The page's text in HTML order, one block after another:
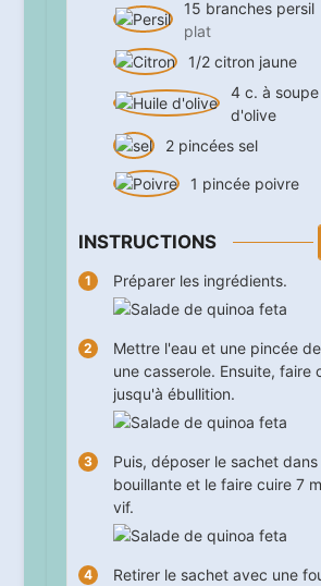
15 branches persil
plat
1/2 citron jaune
4 c. à soupe
d'olive
2 pincées sel
1 pincée poivre
INSTRUCTIONS
Préparer les ingrédients.
Mettre l'eau et une pincée
une casserole. Ensuite, faire
jusqu'à ébullition.
Puis, déposer le sachet dans
bouillante et le faire cuire 7
vif.
Retirer le sachet avec une